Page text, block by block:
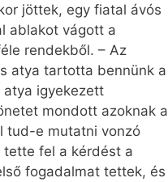
jöttek, egy fiatal ávós
ablakot vágott a
rendekből. – Az
atya tartotta bennünk a
atya igyekezett
mondott azoknak a
tud-e mutatni vonzó
tette fel a kérdést a
fogadalmat tettek, és